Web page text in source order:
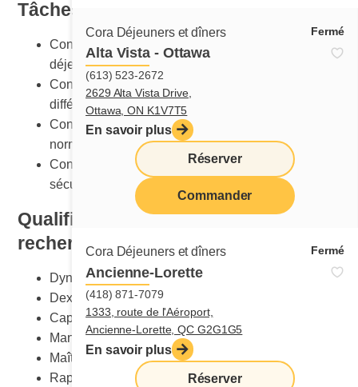
Cora Déjeuners et dîners Fermé
Alta Vista - Ottawa
(613) 523-2672
2629 Alta Vista Drive,
Ottawa, ON K1V7T5
En savoir plus
Réserver
Commander
Cora Déjeuners et dîners Fermé
Ancienne-Lorette
(418) 871-7079
1333, route de l'Aéroport,
Ancienne-Lorette, QC G2G1G5
En savoir plus
Réserver
Tâches principales
Connaître les procédures de cuisson détaillées des
déjeuners et des dîners
Connaître la bonne méthode de préparation des
différentes recettes
Connaître les présentations des plats selon les
normes Cora
Connaître les équipements et leur utilisation
sécuritaire
Qualification et compétences
recherchées
Dynamisme
Dextérité manuelle
Capacité de charge
Maniement sécuritaire des couteaux
Maîtrise du stress
Rapidité